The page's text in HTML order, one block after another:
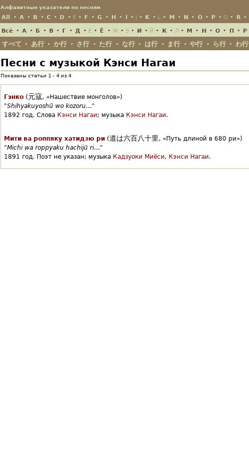
Алфавитные указатели по песням
All • A • B • C • D • E • F • G • H • I • J • K • L • M • N • O • P • Q • R •
Всё • А • Б • В • Г • Д • Е • Ё • Ж• З• И • Й • К • Л • М • Н • О • П • Р
すべて • あ行 • か行 • さ行 • た行 • な行 • は行 • ま行 • や行 • ら行 • わ行
Песни с музыкой Кэнси Нагаи
Показаны статьи 1 - 4 из 4
Гэнко ( 元寇, «Нашествие монголов»)
"Shihyakuyoshū wo kozoru…"
1892 год. Слова Кэнси Нагаи; музыка Кэнси Нагаи.
Мити ва роппяку хатидзю ри (道は六百八十里 , «Путь длиной в 680 ри»)
"Michi wa roppyaku hachijū ri…"
1891 год. Поэт не указан; музыка Кадзуоки Миёси, Кэнси Нагаи.